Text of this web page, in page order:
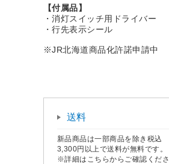
【付属品】
・消灯スイッチ用ドライバー
・行先表示シール
※JR北海道商品化許諾申請中
送料
新品商品は一部商品を除き税込
3,300円以上で送料が無料です。
※詳細はこちらからご確認くださ